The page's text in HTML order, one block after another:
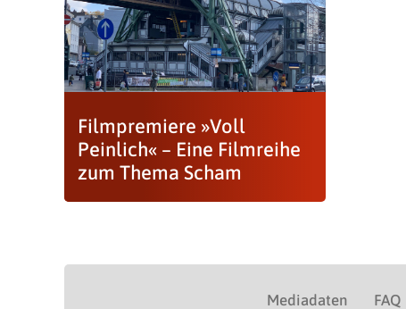
Filmpremiere »Voll
Peinlich« – Eine Filmreihe
zum Thema Scham
Mediadaten FAQ